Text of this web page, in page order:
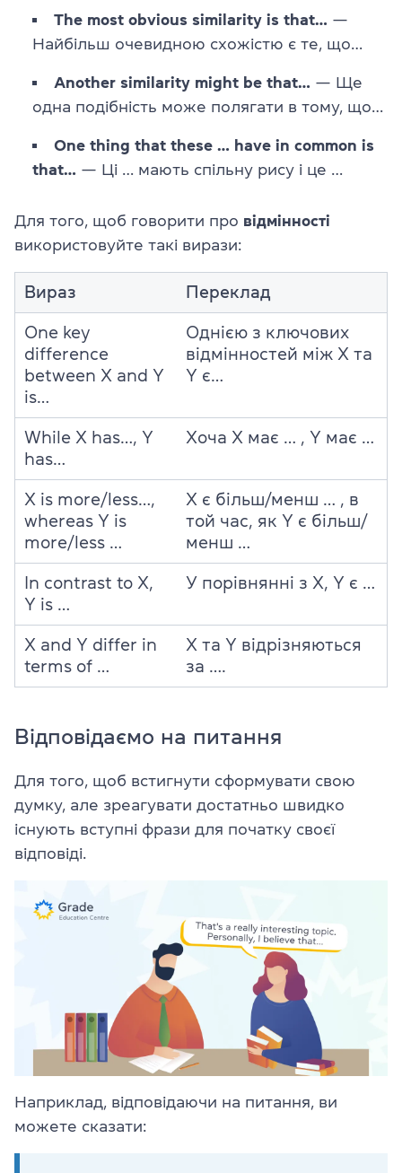
The most obvious similarity is that… —
Найбільш очевидною схожістю є те, що…
Another similarity might be that… — Ще
одна подібність може полягати в тому, що…
One thing that these … have in common is
that… — Ці … мають спільну рису і це …
Для того, щоб говорити про відмінності
використовуйте такі вирази:
Вираз Переклад
One key
difference
between X and Y
is…
Однією з ключових
відмінностей між X та
Y є…
While X has…, Y
has…
Хоча X має … , Y має …
X is more/less…,
whereas Y is
more/less …
X є більш/менш … , в
той час, як Y є більш/
менш …
In contrast to X,
Y is …
У порівнянні з X, Y є …
X and Y differ in
terms of …
X та Y відрізняються
за ….
Відповідаємо на питання
Для того, щоб встигнути сформувати свою
думку, але зреагувати достатньо швидко
існують вступні фрази для початку своєї
відповіді.
Наприклад, відповідаючи на питання, ви
можете сказати: